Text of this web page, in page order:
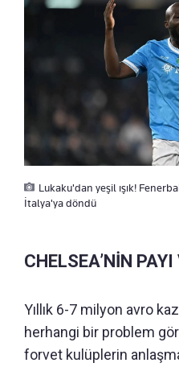
Lukaku'dan yeşil ışık!
İtalya'ya döndü
CHELSEA’NİN PAYI
Yıllık 6-7 milyon avro
herhangi bir problem
forvet kulüplerin